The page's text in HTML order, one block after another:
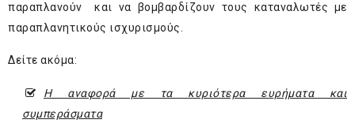
παραπλανούν και να βομβαρδίζουν τους καταναλωτές με
παραπλανητικούς ισχυρισμούς.
Δείτε ακόμα:
Η αναφορά με τα κυριότερα ευρήματα και
συμπεράσματα